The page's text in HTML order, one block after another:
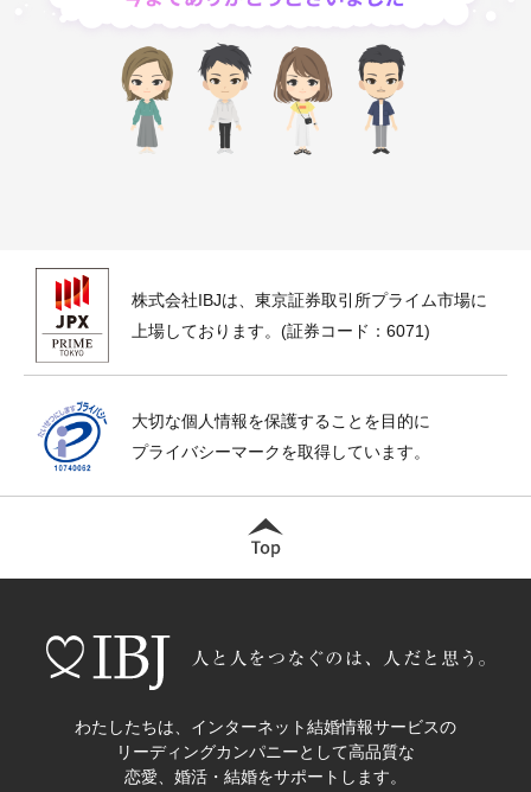
株式会社IBJは、東京証券取引所プライム市場に
上場しております。(証券コード：6071)
大切な個人情報を保護することを目的に
プライバシーマークを取得しています。
わたしたちは、インターネット結婚情報サービスの
リーディングカンパニーとして高品質な
恋愛、婚活・結婚をサポートします。